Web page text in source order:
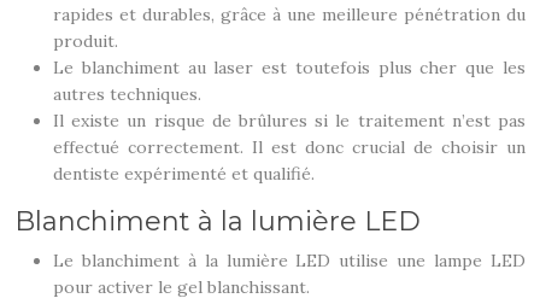
rapides et durables, grâce à une meilleure pénétration du
produit.
Le blanchiment au laser est toutefois plus cher que les
autres techniques.
Il existe un risque de brûlures si le traitement n’est pas
effectué correctement. Il est donc crucial de choisir un
dentiste expérimenté et qualifié.
Blanchiment à la lumière LED
Le blanchiment à la lumière LED utilise une lampe LED
pour activer le gel blanchissant.